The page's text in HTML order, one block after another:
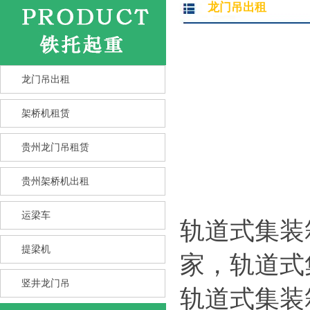
龙门吊出租
架桥机租赁
贵州龙门吊租赁
贵州架桥机出租
运梁车
提梁机
竖井龙门吊
龙门吊出租
轨道式集
家，轨道
轨道式集